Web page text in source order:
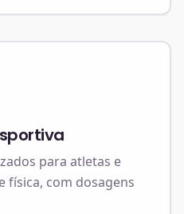
para atletas e
física, com dosagens